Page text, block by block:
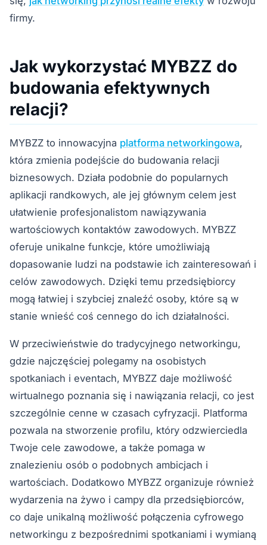
firmy.
Jak wykorzystać MYBZZ do
budowania efektywnych
relacji?
MYBZZ to innowacyjna platforma networkingowa,
która zmienia podejście do budowania relacji
biznesowych. Działa podobnie do popularnych
aplikacji randkowych, ale jej głównym celem jest
ułatwienie profesjonalistom nawiązywania
wartościowych kontaktów zawodowych. MYBZZ
oferuje unikalne funkcje, które umożliwiają
dopasowanie ludzi na podstawie ich zainteresowań i
celów zawodowych. Dzięki temu przedsiębiorcy
mogą łatwiej i szybciej znaleźć osoby, które są w
stanie wnieść coś cennego do ich działalności.
W przeciwieństwie do tradycyjnego networkingu,
gdzie najczęściej polegamy na osobistych
spotkaniach i eventach, MYBZZ daje możliwość
wirtualnego poznania się i nawiązania relacji, co jest
szczególnie cenne w czasach cyfryzacji. Platforma
pozwala na stworzenie profilu, który odzwierciedla
Twoje cele zawodowe, a także pomaga w
znalezieniu osób o podobnych ambicjach i
wartościach. Dodatkowo MYBZZ organizuje również
wydarzenia na żywo i campy dla przedsiębiorców,
co daje unikalną możliwość połączenia cyfrowego
networkingu z bezpośrednimi spotkaniami i wymianą